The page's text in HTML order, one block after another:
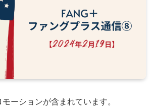
ーションが含まれています。